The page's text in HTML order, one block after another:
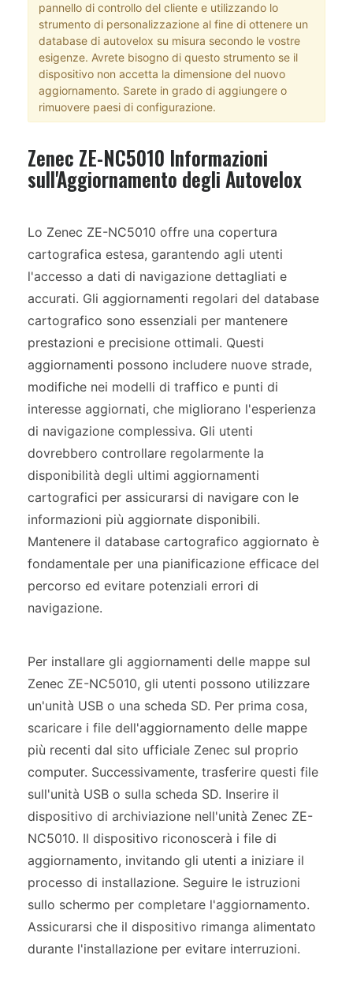
pannello di controllo del cliente e utilizzando lo
strumento di personalizzazione al fine di ottenere un
database di autovelox su misura secondo le vostre
esigenze. Avrete bisogno di questo strumento se il
dispositivo non accetta la dimensione del nuovo
aggiornamento. Sarete in grado di aggiungere o
rimuovere paesi di configurazione.
Zenec ZE-NC5010 Informazioni
sull'Aggiornamento degli Autovelox
Lo Zenec ZE-NC5010 offre una copertura
cartografica estesa, garantendo agli utenti
l'accesso a dati di navigazione dettagliati e
accurati. Gli aggiornamenti regolari del database
cartografico sono essenziali per mantenere
prestazioni e precisione ottimali. Questi
aggiornamenti possono includere nuove strade,
modifiche nei modelli di traffico e punti di
interesse aggiornati, che migliorano l'esperienza
di navigazione complessiva. Gli utenti
dovrebbero controllare regolarmente la
disponibilità degli ultimi aggiornamenti
cartografici per assicurarsi di navigare con le
informazioni più aggiornate disponibili.
Mantenere il database cartografico aggiornato è
fondamentale per una pianificazione efficace del
percorso ed evitare potenziali errori di
navigazione.
Per installare gli aggiornamenti delle mappe sul
Zenec ZE-NC5010, gli utenti possono utilizzare
un'unità USB o una scheda SD. Per prima cosa,
scaricare i file dell'aggiornamento delle mappe
più recenti dal sito ufficiale Zenec sul proprio
computer. Successivamente, trasferire questi file
sull'unità USB o sulla scheda SD. Inserire il
dispositivo di archiviazione nell'unità Zenec ZE-
NC5010. Il dispositivo riconoscerà i file di
aggiornamento, invitando gli utenti a iniziare il
processo di installazione. Seguire le istruzioni
sullo schermo per completare l'aggiornamento.
Assicurarsi che il dispositivo rimanga alimentato
durante l'installazione per evitare interruzioni.